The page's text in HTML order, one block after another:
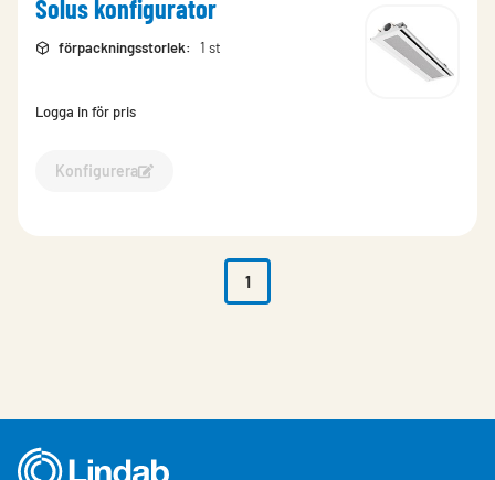
Solus konfigurator
förpackningsstorlek: 1 st
Logga in för pris
Konfigurera
Konfigurera Solus konfigurator-682838
1